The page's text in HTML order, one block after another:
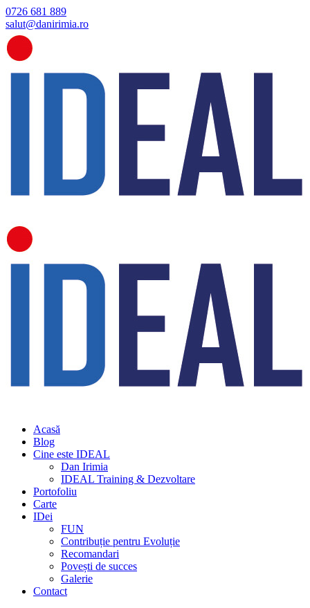
0726 681 889
salut@danirimia.ro
Acasă
Blog
Cine este IDEAL
Dan Irimia
IDEAL Training & Dezvoltare
Portofoliu
Carte
IDei
FUN
Contribuție pentru Evoluție
Recomandari
Povești de succes
Galerie
Contact